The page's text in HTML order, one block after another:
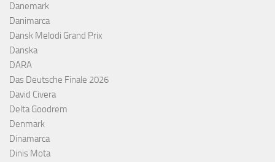
Danemark
Danimarca
Dansk Melodi Grand Prix
Danska
DARA
Das Deutsche Finale 2026
David Civera
Delta Goodrem
Denmark
Dinamarca
Dinis Mota